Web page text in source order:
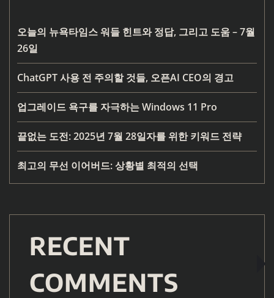
오늘의 뉴욕타임스 워들 힌트와 정답, 그리고 도움 – 7월
26일
ChatGPT 사용 전 주의할 것들, 오픈AI CEO의 경고
업그레이드 욕구를 자극하는 Windows 11 Pro
끝없는 도전: 2025년 7월 28일자를 위한 키워드 전략
최고의 무선 이어버드: 상황별 최적의 선택
RECENT
COMMENTS